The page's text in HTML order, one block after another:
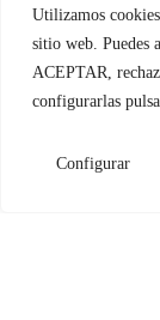
Utilizamos
sitio web. Puedes
ACEPTAR,
configurarlas
Configurar